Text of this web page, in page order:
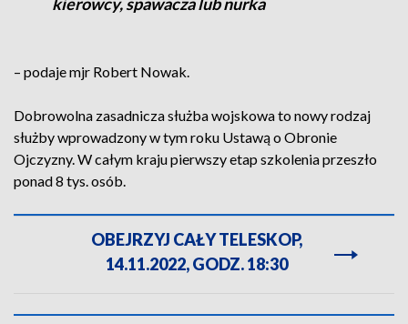
– podaje mjr Robert Nowak.
Dobrowolna zasadnicza służba wojskowa to nowy rodzaj
służby wprowadzony w tym roku Ustawą o Obronie
Ojczyzny. W całym kraju pierwszy etap szkolenia przeszło
ponad 8 tys. osób.
OBEJRZYJ CAŁY TELESKOP,
14.11.2022, GODZ. 18:30